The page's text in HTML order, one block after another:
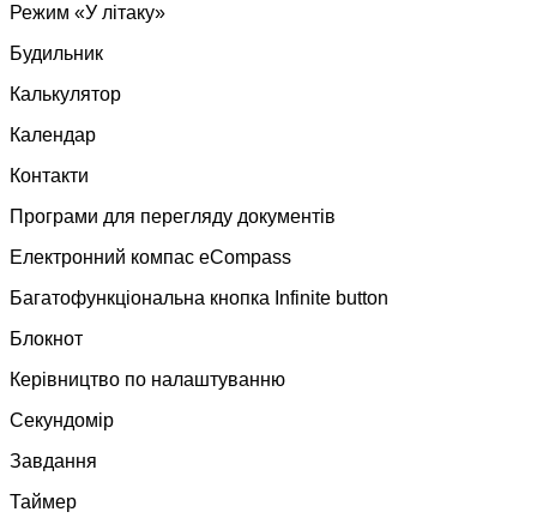
Режим «У літаку»
Будильник
Калькулятор
Календар
Контакти
Програми для перегляду документів
Електронний компас eCompass
Багатофункціональна кнопка Infinite button
Блокнот
Керівництво по налаштуванню
Секундомір
Завдання
Таймер